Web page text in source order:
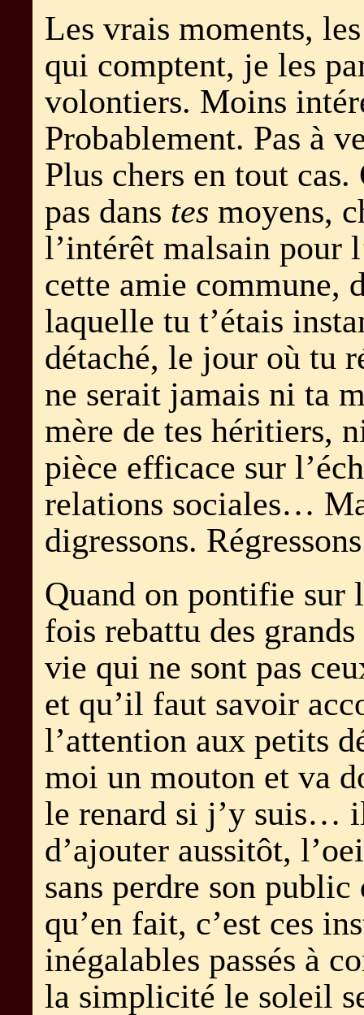
Les vrais moments,
qui comptent, je les
volontiers. Moins
Probablement. Pas à
Plus chers en tout
pas dans tes moyens,
l’intérêt malsain pour
cette amie commune,
laquelle tu t’étais
détaché, le jour où tu
ne serait jamais ni ta
mère de tes héritiers,
pièce efficace sur
relations sociales…
digressons.
Quand on pontifie sur
fois rebattu des
vie qui ne sont pas
et qu’il faut savoir
l’attention aux petits
moi un mouton et va
le renard si j’y suis…
d’ajouter aussitôt,
sans perdre son public
qu’en fait, c’est ces
inégalables passés à
la simplicité le soleil